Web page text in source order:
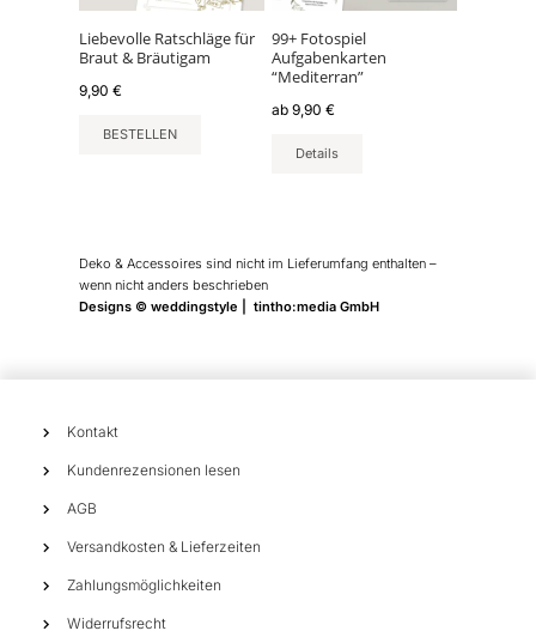
Liebevolle Ratschläge für
Braut & Bräutigam
9,90 €
BESTELLEN
99+ Fotospiel
Aufgabenkarten
“Mediterran”
ab9,90€
Details
Optionen
können
auf
der
Produktseite
werden
Deko & Accessoires sind nicht im Lieferumfang enthalten –
wenn nicht anders beschrieben
Designs © weddingstyle | tintho:media GmbH
Kontakt
Kundenrezensionen lesen
AGB
Versandkosten & Lieferzeiten
Zahlungsmöglichkeiten
Widerrufsrecht